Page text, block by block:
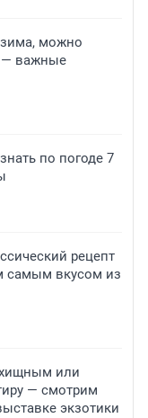
можно
— важные
по погоде 7
рецепт
самым вкусом из
или
— смотрим
экзотики